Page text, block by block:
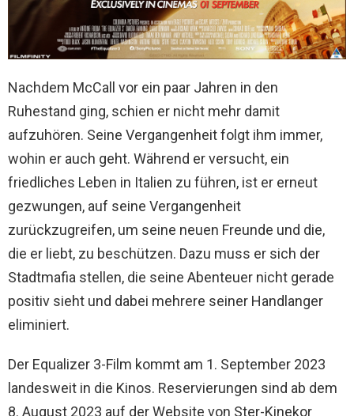
Nachdem McCall vor ein paar Jahren in den
Ruhestand ging, schien er nicht mehr damit
aufzuhören. Seine Vergangenheit folgt ihm immer,
wohin er auch geht. Während er versucht, ein
friedliches Leben in Italien zu führen, ist er erneut
gezwungen, auf seine Vergangenheit
zurückzugreifen, um seine neuen Freunde und die,
die er liebt, zu beschützen. Dazu muss er sich der
Stadtmafia stellen, die seine Abenteuer nicht gerade
positiv sieht und dabei mehrere seiner Handlanger
eliminiert.
Der Equalizer 3-Film kommt am 1. September 2023
landesweit in die Kinos. Reservierungen sind ab dem
8. August 2023 auf der Website von Ster-Kinekor